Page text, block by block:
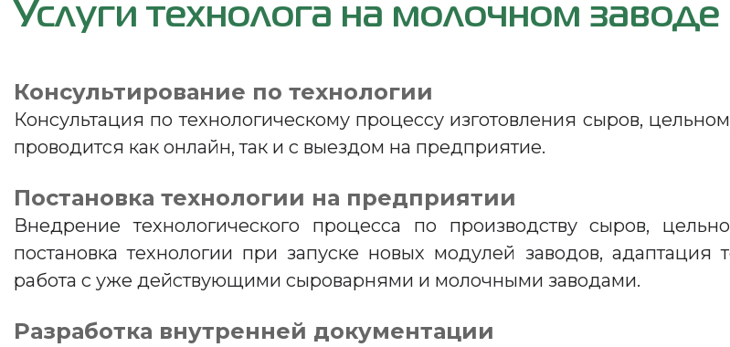
Услуги технолога на молочном заводе
Консультирование по технологии
Консультация по технологическому процессу изготовления сыров,
проводится как онлайн, так и с выездом на предприятие.
Постановка технологии на предприятии
Внедрение технологического процесса по производству сыров,
постановка технологии при запуске новых модулей заводов,
работа с уже действующими сыроварнями и молочными заводами.
Разработка внутренней документации